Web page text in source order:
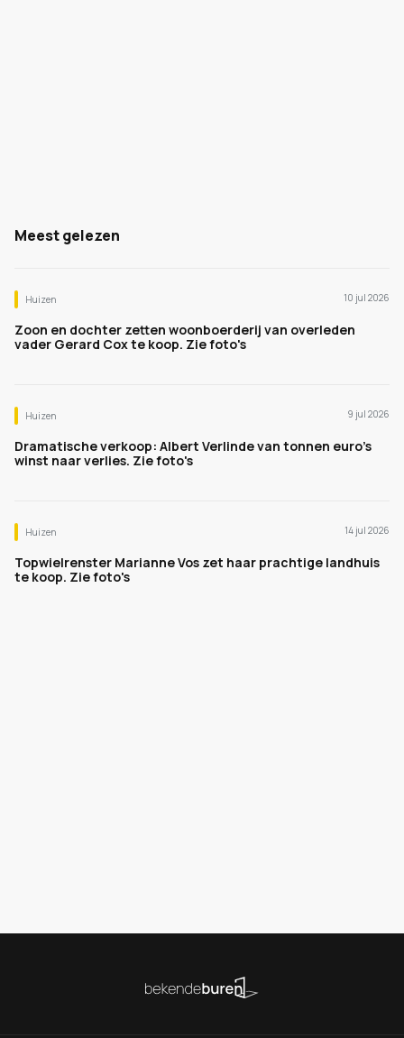
Meest gelezen
Huizen 10 jul 2026
Zoon en dochter zetten woonboerderij van overleden
vader Gerard Cox te koop. Zie foto's
Huizen 9 jul 2026
Dramatische verkoop: Albert Verlinde van tonnen euro's
winst naar verlies. Zie foto's
Huizen 14 jul 2026
Topwielrenster Marianne Vos zet haar prachtige landhuis
te koop. Zie foto's